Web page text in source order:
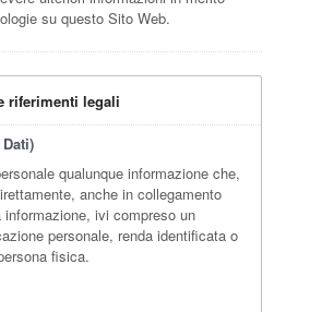
su questo Sito Web.
riferimenti legali
qualunque informazione che,
anche in collegamento
ivi compreso un
personale, renda identificata o
fisica.